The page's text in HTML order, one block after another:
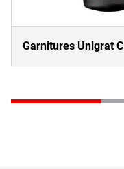
Garnitures Unigrat C